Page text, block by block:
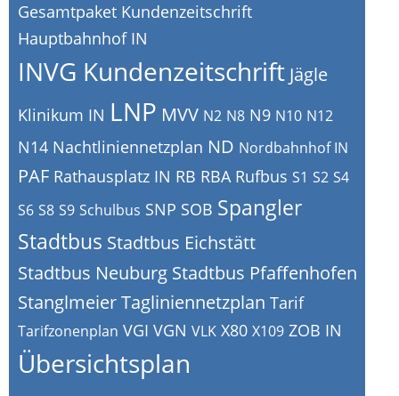
Gesamtpaket Kundenzeitschrift
Hauptbahnhof IN
INVG Kundenzeitschrift Jägle
Klinikum IN LNP MVV N2 N8 N9 N10 N12
N14 Nachtliniennetzplan ND Nordbahnhof IN
PAF Rathausplatz IN RB RBA Rufbus S1 S2 S4
S6 S8 S9 Schulbus SNP SOB Spangler
Stadtbus Stadtbus Eichstätt
Stadtbus Neuburg Stadtbus Pfaffenhofen
StanglmeierTagliniennetzplan Tarif
Tarifzonenplan VGI VGN VLK X80 X109 ZOB IN
Übersichtsplan